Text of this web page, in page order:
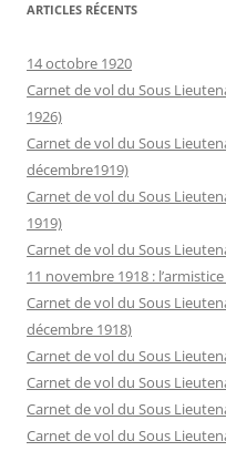
ARTICLES RÉCENTS
14 octobre 1920
Carnet de vol du Sous
1926)
Carnet de vol du Sous
décembre1919)
Carnet de vol du Sous
1919)
Carnet de vol du Sous
11 novembre 1918 : l’armistice
Carnet de vol du Sous
décembre 1918)
Carnet de vol du Sous
Carnet de vol du Sous
Carnet de vol du Sous
Carnet de vol du Sous